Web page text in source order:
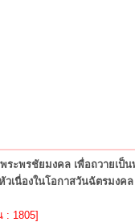
ะพรชัยมงคล เพื่อถวายเป็น
วเนื่องในโอกาสวันฉัตรมงค
: 1805]